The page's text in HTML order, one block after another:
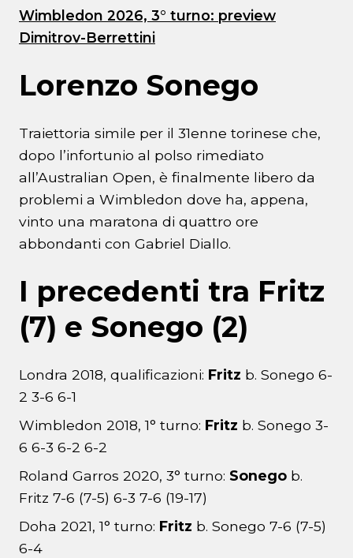
Wimbledon 2026, 3° turno: preview
Dimitrov-Berrettini
Lorenzo Sonego
Traiettoria simile per il 31enne torinese che,
dopo l’infortunio al polso rimediato
all’Australian Open, è finalmente libero da
problemi a Wimbledon dove ha, appena,
vinto una maratona di quattro ore
abbondanti con Gabriel Diallo.
I precedenti tra Fritz
(7) e Sonego (2)
Londra 2018, qualificazioni: Fritz b. Sonego 6-
2 3-6 6-1
Wimbledon 2018, 1° turno: Fritz b. Sonego 3-
6 6-3 6-2 6-2
Roland Garros 2020, 3° turno: Sonego b.
Fritz 7-6 (7-5) 6-3 7-6 (19-17)
Doha 2021, 1° turno: Fritz b. Sonego 7-6 (7-5)
6-4